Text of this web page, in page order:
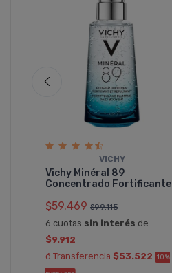
VICHY
Vichy Minéral 89
Concentrado Fortificante
$59.469 $99.115
6 cuotas sin interés de
$9.912
ó Transferencia $53.522 10%